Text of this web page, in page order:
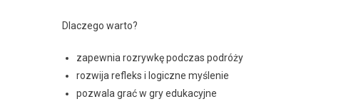
Dlaczego warto?
zapewnia rozrywkę podczas podróży
rozwija refleks i logiczne myślenie
pozwala grać w gry edukacyjne